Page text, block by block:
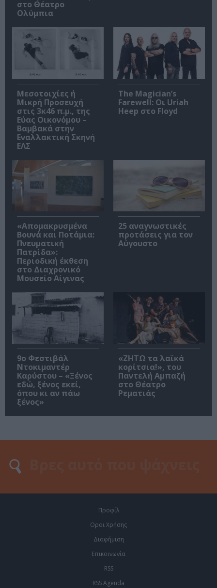
στο Θέατρο
Ολύμπια
Μεσοτοιχίες ή
Μικρή Προσευχή
στις 3κ46 π.μ., της
Εύας Οικονόμου –
Βαμβακά στην
Εναλλακτική Σκηνή
ΕΛΣ
The Magician’s
Farewell: Οι Uriah
Heep στο Floyd
«Απομακρυσμένα
Βουνά και Ποτάμια:
Πνευματική
Πατρίδα»:
Περιοδική έκθεση
στο Διαχρονικό
Μουσείο Αίγινας
25 αναγνωστικές
προτάσεις για τον
Αύγουστο
9ο Φεστιβάλ
Ντοκιμαντέρ
Καρύστου – «Ξένος
εδώ, ξένος εκεί,
όπου κι αν πάω
ξένος»
«ΖΗΤΩ τα λαϊκά
κορίτσια!», του
Παντελή Αμπαζή
στο Θέατρο
Ρεματιάς
Προφίλ
Οροι Χρήσης
Διαφήμιση
Επικοινωνία
RSS
RSS Agenda